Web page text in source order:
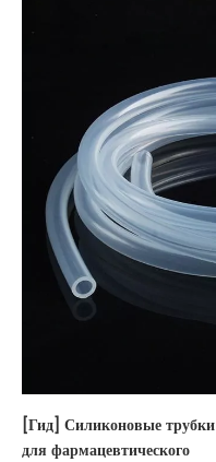
[Гид] Силиконовые трубки
для фармацевтического